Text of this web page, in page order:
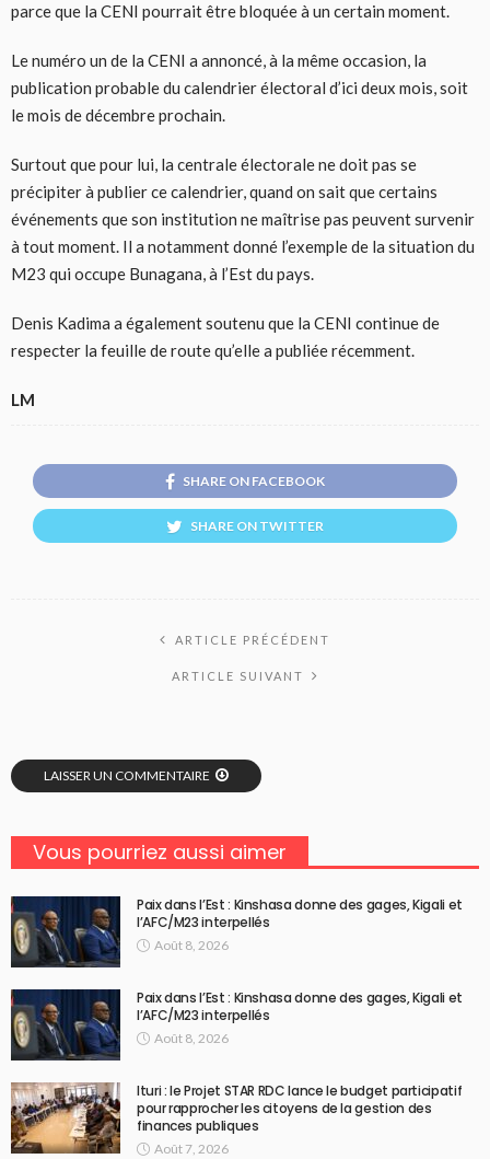
parce que la CENI pourrait être bloquée à un certain moment.
Le numéro un de la CENI a annoncé, à la même occasion, la
publication probable du calendrier électoral d’ici deux mois, soit
le mois de décembre prochain.
Surtout que pour lui, la centrale électorale ne doit pas se
précipiter à publier ce calendrier, quand on sait que certains
événements que son institution ne maîtrise pas peuvent survenir
à tout moment. Il a notamment donné l’exemple de la situation du
M23 qui occupe Bunagana, à l’Est du pays.
Denis Kadima a également soutenu que la CENI continue de
respecter la feuille de route qu’elle a publiée récemment.
LM
SHARE ON FACEBOOK
SHARE ON TWITTER
ARTICLE PRÉCÉDENT
ARTICLE SUIVANT
LAISSER UN COMMENTAIRE
Vous pourriez aussi aimer
Paix dans l’Est : Kinshasa donne des gages, Kigali et
l’AFC/M23 interpellés
Août 8, 2026
Paix dans l’Est : Kinshasa donne des gages, Kigali et
l’AFC/M23 interpellés
Août 8, 2026
Ituri : le Projet STAR RDC lance le budget participatif
pour rapprocher les citoyens de la gestion des
finances publiques
Août 7, 2026